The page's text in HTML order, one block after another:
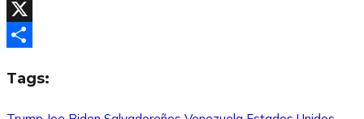
Facebook
X
Tags: